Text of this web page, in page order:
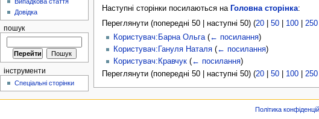
Наступні сторінки посилаються на Головна сторінка:
Переглянути (попередні 50 | наступні 50) (20| 50| 100| 250
Користувач:Барна Ольга (← посилання)
Користувач:Гануля Наталя (← посилання)
Користувач:Кравчук (← посилання)
Переглянути (попередні 50 | наступні 50) (20| 50| 100| 250
Випадкова стаття
Довідка
пошук
інструменти
Спеціальні сторінки
Політика